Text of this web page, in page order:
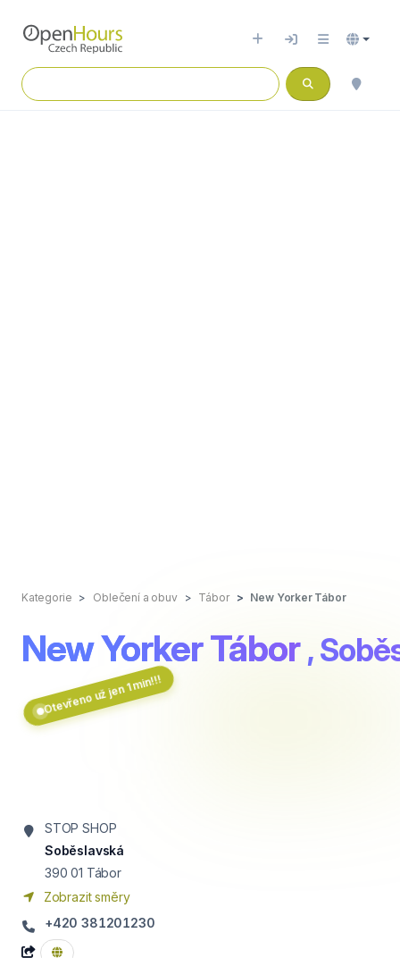
Kategorie Oblečení a obuv Tábor New Yorker Tábor
New Yorker Tábor ,
Otevřeno už jen 1 min!!!
STOP SHOP
Soběslavská
390 01 Tábor
Zobrazit směry
+420 381201230